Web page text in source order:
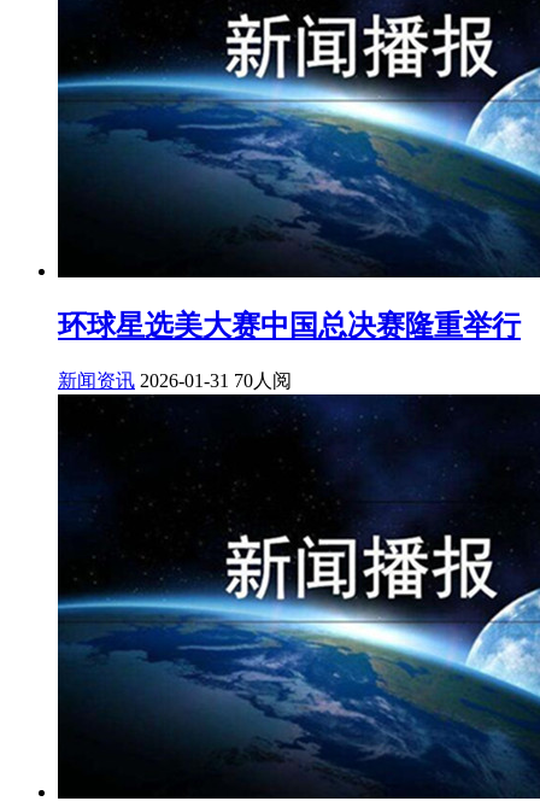
环球星选美大赛中国总决赛隆重举行
新闻资讯 2026-01-31 70人阅